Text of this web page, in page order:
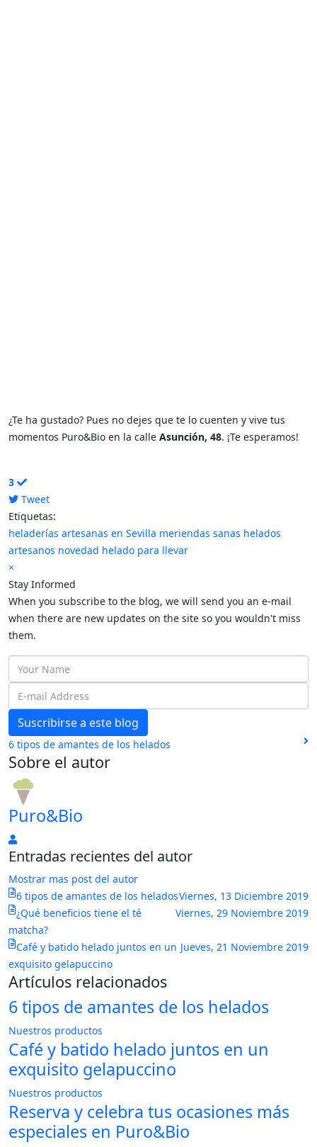
¿Te ha gustado? Pues no dejes que te lo cuenten y vive tus
momentos Puro&Bio en la calle Asunción, 48. ¡Te esperamos!
3
Tweet
pinterest
Etiquetas:
heladerías artesanas en Sevilla meriendas sanas helados
artesanos novedad helado para llevar
×
Stay Informed
When you subscribe to the blog, we will send you an e-mail
when there are new updates on the site so you wouldn't miss
them.
Your
Name
mail
Address
Suscribirse a este blog
6 tipos de amantes de los helados
Sobre el autor
Puro&Bio
Puro&Bio
Entradas recientes del autor
Mostrar mas post del autor
Viernes, 13 Diciembre 2019
6 tipos de amantes de los helados
Viernes, 29 Noviembre 2019
¿Qué beneficios tiene el té
matcha?
Jueves, 21 Noviembre 2019
Café y batido helado juntos en un
exquisito gelapuccino
Artículos relacionados
6 tipos de amantes de los helados
Nuestros productos
Café y batido helado juntos en un
exquisito gelapuccino
Nuestros productos
Reserva y celebra tus ocasiones más
especiales en Puro&Bio